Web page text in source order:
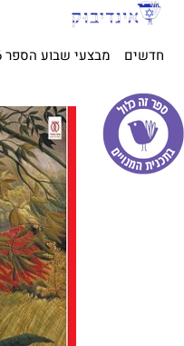
חדשים מבצעי שבוע הספר 2026